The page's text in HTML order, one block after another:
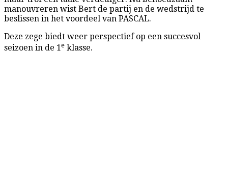
manouvreren wist Bert de partij en de wedstrijd te
beslissen in het voordeel van PASCAL.
Deze zege biedt weer perspectief op een succesvol
seizoen in de 1e klasse.